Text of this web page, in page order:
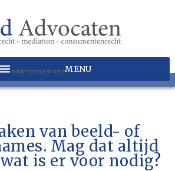
MENUMENU
van beeld- of
Mag dat altijd
is er voor nodig?